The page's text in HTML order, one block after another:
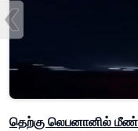
தெற்கு லெபனானில்